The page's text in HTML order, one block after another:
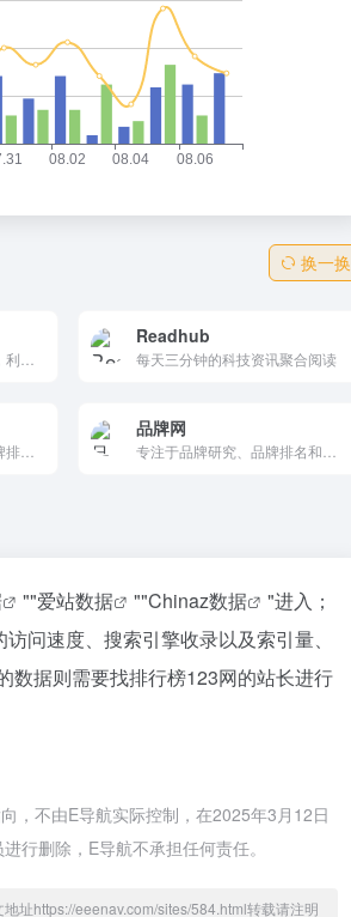
换一换
Readhub
每天三分钟的科技资讯聚合阅读
提供客观、中立的商品品牌排行榜和消费评测的工具，帮助用户在海量信息中快速筛选出最有用的内容，从而做出更明智的消费决策。
品牌网
""爱站数据 ""Chinaz数据
"进入；
问速度、搜索引擎收录以及索引量、
数据则需要找排行榜123网的站长进行
，不由E导航实际控制，在2025年3月12日
行删除，E导航不承担任何责任。
地址https://eeenav.com/sites/584.html转载请注明